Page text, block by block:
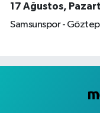
17 Ağustos,
Samsunspor -